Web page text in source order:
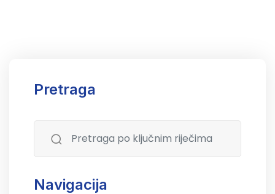
Pretraga
Navigacija